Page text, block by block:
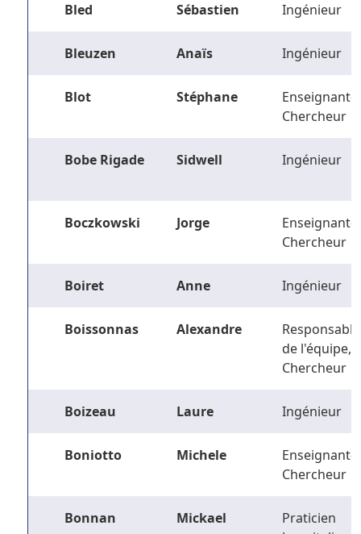
Bled Sébastien Ingénieur
Bleuzen Anaïs Ingénieur
Blot Stéphane
Enseignant-
Chercheur
Bobe Rigade Sidwell Ingénieur
Boczkowski Jorge
Enseignant-
Chercheur
Boiret Anne Ingénieur
Boissonnas Alexandre
Responsable
de l'équipe,
Chercheur
Boizeau Laure Ingénieur
Boniotto Michele
Enseignant-
Chercheur
Bonnan Mickael
Praticien